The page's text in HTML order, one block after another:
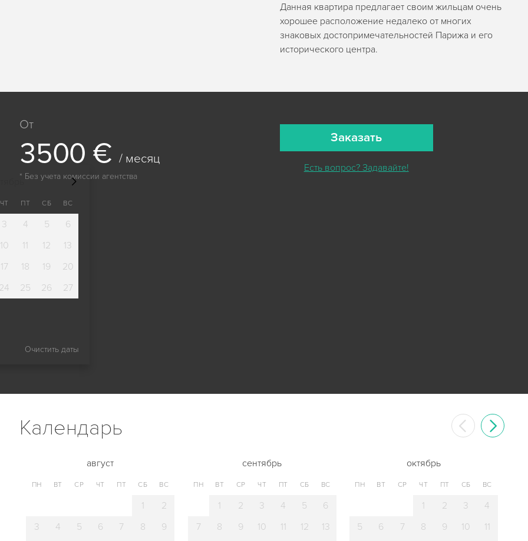
Данная квартира предлагает своим жильцам очень
хорошее расположение недалеко от многих
знаковых достопримечательностей Парижа и его
исторического центра.
ЧТ ПТ СБ ВС
3 4 5
6
10 11 12
13
17 18 19
20
24 25 26
27
Очистить даты
От
3500 € / месяц
* Без учета комиссии агентства
Заказать
Есть вопрос? Задавайте!
Календарь
август
ПН ВТ СР ЧТ ПТ СБ ВС
1
2
3
4 5 6 7 8
9
сентябрь
ПН ВТ СР ЧТ ПТ СБ ВС
1 2 3 4 5
6
7
8 9 10 11 12
13
октябрь
ПН ВТ СР ЧТ ПТ СБ ВС
1 2 3
4
5
6 7 8 9 10
11